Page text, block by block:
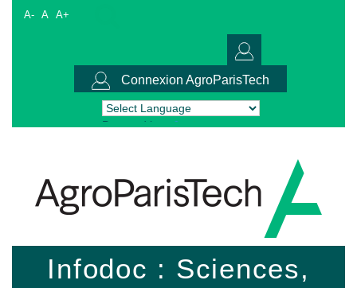
A- A A+
Connexion AgroParisTech
Powered by Translate
Infodoc : Sciences,